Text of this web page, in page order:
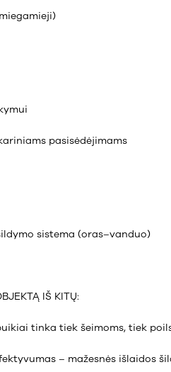
pasisėdėjimams
sistema (oras–vanduo)
IŠ KITŲ:
tinka tiek šeimoms, tiek
– mažesnės išlaidos